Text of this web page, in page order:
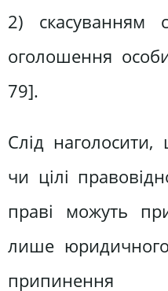
2) скасуванням
оголошення
79].
Слід
чи цілі
праві можуть
лише
припинення